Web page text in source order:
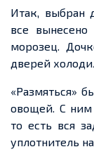
Итак, выбран
все
морозец.
дверей
«Размяться»
овощей. С ним
то есть вся
уплотнитель